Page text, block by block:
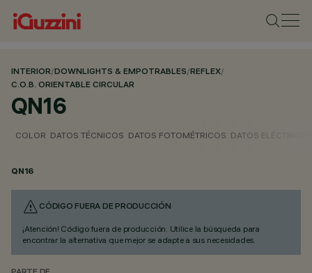
INTERIOR/DOWNLIGHTS & EMPOTRABLES/REFLEX/
C.O.B. ORIENTABLE CIRCULAR
QN16
COLOR DATOS TÉCNICOS DATOS FOTOMÉTRICOS DATOS
QN16
CÓDIGO FUERA DE PRODUCCIÓN
¡Atención! Código fuera de producción. Utilice la búsqueda para
encontrar la alternativa que mejor se adapte a sus necesidades.